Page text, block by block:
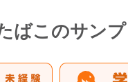
ばこのサン